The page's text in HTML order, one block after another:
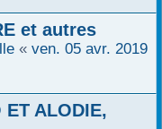
et autres
« ven. 05 avr. 2019
ET ALODIE,